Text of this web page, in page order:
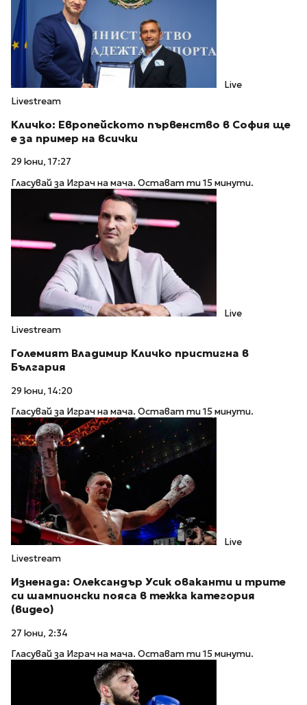
Live
Livestream
Кличко: Европейското първенство в София ще
е за пример на всички
29 юни, 17:27
Гласувай за Играч на мача. Остават ти 15 минути.
Live
Livestream
Големият Владимир Кличко пристигна в
България
29 юни, 14:20
Гласувай за Играч на мача. Остават ти 15 минути.
Live
Livestream
Изненада: Олександър Усик оваканти и трите
си шампионски пояса в тежка категория
(видео)
27 юни, 2:34
Гласувай за Играч на мача. Остават ти 15 минути.